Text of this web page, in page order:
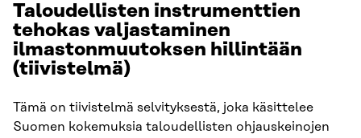
Taloudellisten instrumenttien
tehokas valjastaminen
ilmastonmuutoksen hillintään
(tiivistelmä)
Tämä on tiivistelmä selvityksestä, joka käsittelee
Suomen kokemuksia taloudellisten ohjauskeinojen